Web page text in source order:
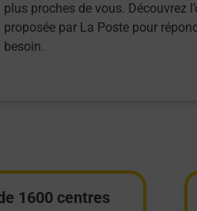
plus proches de vous. Découvrez
proposée par La Poste pour
besoin.
1600 centres